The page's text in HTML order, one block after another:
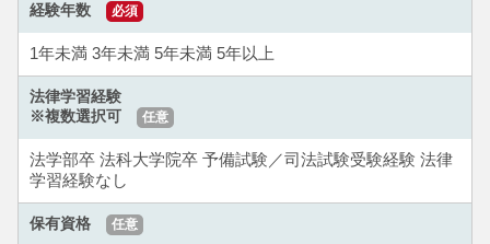
経験年数 必須
1年未満 3年未満 5年未満 5年以上
法律学習経験
※複数選択可
任意
法学部卒 法科大学院卒 予備試験／司法試験受験経験 法律
学習経験なし
保有資格 任意